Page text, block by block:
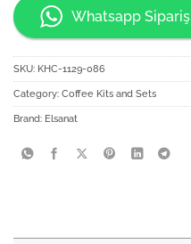
Whatsapp Sipariş
SKU: KHC-1129-086
Category: Coffee Kits and Sets
Brand: Elsanat